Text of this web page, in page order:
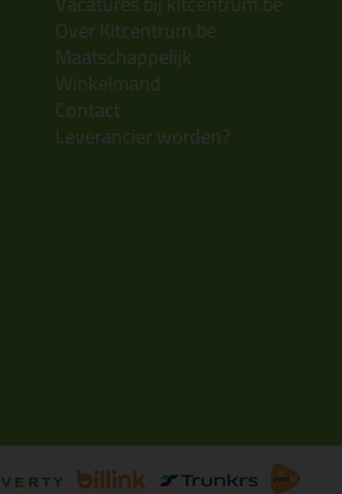
Over Kitcentrum.be
Maatschappelijk
Winkelmand
Contact
Leverancier worden?